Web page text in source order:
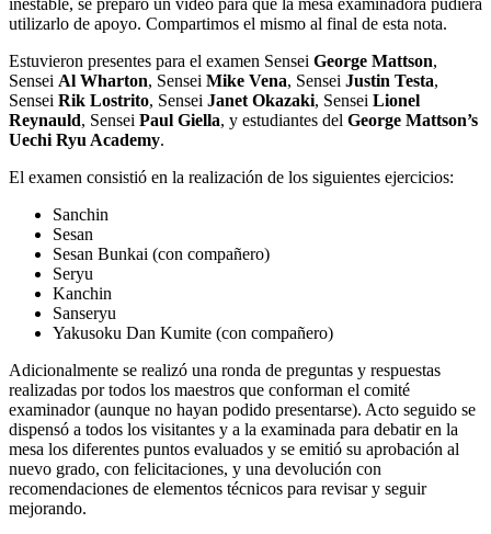
utilizarlo de apoyo. Compartimos el mismo al final de esta nota.
Estuvieron presentes para el examen Sensei George Mattson,
Sensei Al Wharton, Sensei Mike Vena, Sensei Justin Testa,
Sensei Rik Lostrito, Sensei Janet Okazaki, Sensei Lionel
Reynauld, Sensei Paul Giella, y estudiantes del George Mattson’s
Uechi Ryu Academy.
El examen consistió en la realización de los siguientes ejercicios:
Sanchin
Sesan
Sesan Bunkai (con compañero)
Seryu
Kanchin
Sanseryu
Yakusoku Dan Kumite (con compañero)
Adicionalmente se realizó una ronda de preguntas y respuestas
realizadas por todos los maestros que conforman el comité
examinador (aunque no hayan podido presentarse). Acto seguido se
dispensó a todos los visitantes y a la examinada para debatir en la
mesa los diferentes puntos evaluados y se emitió su aprobación al
nuevo grado, con felicitaciones, y una devolución con
recomendaciones de elementos técnicos para revisar y seguir
mejorando.